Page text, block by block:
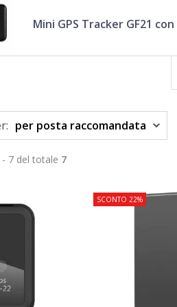
Mini GPS Tracker GF21
per posta raccomandata
7 del totale 7
SCONTO 22%